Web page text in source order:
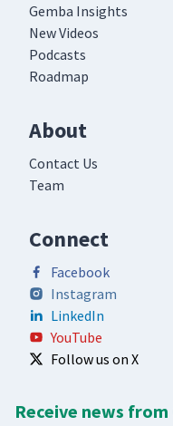
Gemba Insights
New Videos
Podcasts
Roadmap
About
Contact Us
Team
Connect
Facebook
Instagram
LinkedIn
YouTube
Follow us on X
Receive news from